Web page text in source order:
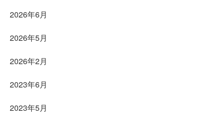
2026年6月
2026年5月
2026年2月
2023年6月
2023年5月